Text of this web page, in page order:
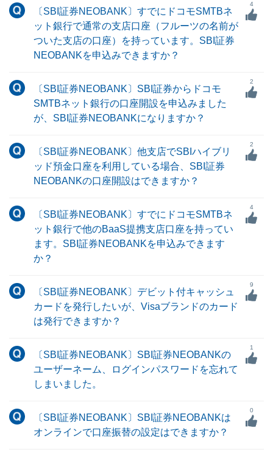
〔SBI証券NEOBANK〕すでにドコモSMTBネ
ット銀行で通常の支店口座（フルーツの名前が
ついた支店の口座）を持っています。SBI証券
NEOBANKを申込みできますか？
4
〔SBI証券NEOBANK〕SBI証券からドコモ
SMTBネット銀行の口座開設を申込みました
が、SBI証券NEOBANKになりますか？
2
〔SBI証券NEOBANK〕他支店でSBIハイブリ
ッド預金口座を利用している場合、SBI証券
NEOBANKの口座開設はできますか？
2
〔SBI証券NEOBANK〕すでにドコモSMTBネ
ット銀行で他のBaaS提携支店口座を持ってい
ます。SBI証券NEOBANKを申込みできます
か？
4
〔SBI証券NEOBANK〕デビット付キャッシュ
カードを発行したいが、Visaブランドのカード
は発行できますか？
9
〔SBI証券NEOBANK〕SBI証券NEOBANKの
ユーザーネーム、ログインパスワードを忘れて
しまいました。
1
〔SBI証券NEOBANK〕SBI証券NEOBANKは
オンラインで口座振替の設定はできますか？
0